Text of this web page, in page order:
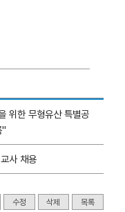
위한 무형유산 특별공
"
사 채용
수정 삭제 목록